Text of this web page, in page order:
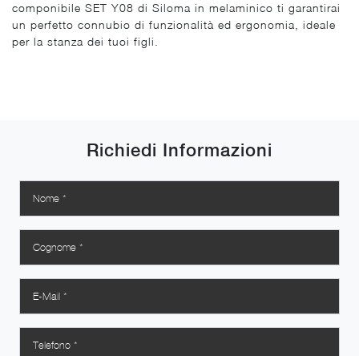
componibile SET Y08 di Siloma in melaminico ti garantirai
un perfetto connubio di funzionalità ed ergonomia, ideale
per la stanza dei tuoi figli.
Richiedi Informazioni